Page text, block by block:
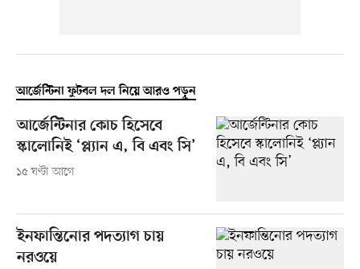
আর্জেন্টিনা ফুটবল দল নিয়ে আরও পড়ুন
আর্জেন্টিনার কোচ হিসেবে
স্কালোনিই ‘প্ল্যান এ, বি এবং সি’
১৫ ঘণ্টা আগে
ইনফান্তিনোর পদত্যাগ চায়
নরওয়ে